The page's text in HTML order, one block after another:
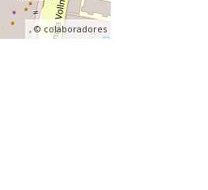
, © colaboradores